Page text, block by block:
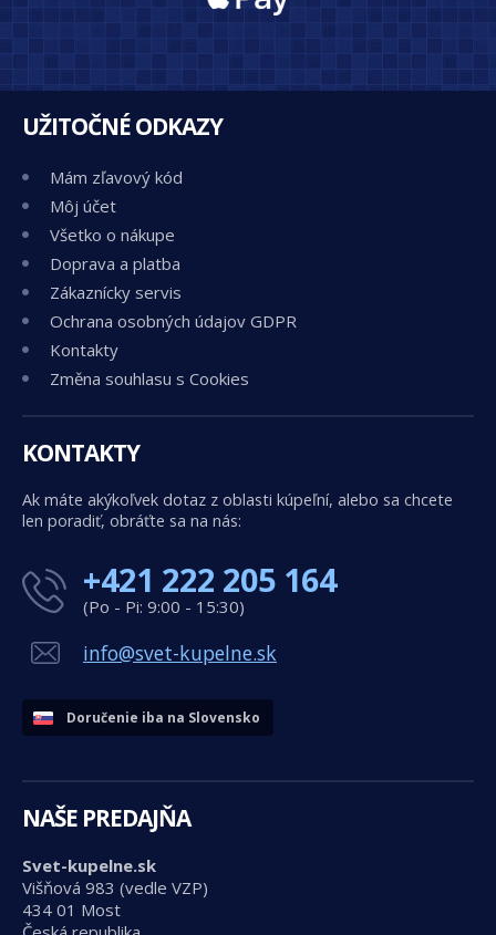
UŽITOČNÉ ODKAZY
Mám zľavový kód
Môj účet
Všetko o nákupe
Doprava a platba
Zákaznícky servis
Ochrana osobných údajov GDPR
Kontakty
Změna souhlasu s Cookies
KONTAKTY
Ak máte akýkoľvek dotaz z oblasti kúpeľní, alebo sa chcete
len poradiť, obráťte sa na nás:
+421 222 205 164
(Po - Pi: 9:00 - 15:30)
info@svet-kupelne.sk
Doručenie iba na Slovensko
NAŠE PREDAJŇA
Svet-kupelne.sk
Višňová 983 (vedle VZP)
434 01 Most